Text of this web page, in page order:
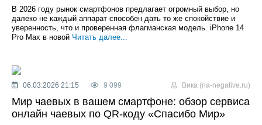
В 2026 году рынок смартфонов предлагает огромный выбор, но
далеко не каждый аппарат способен дать то же спокойствие и
уверенность, что и проверенная флагманская модель. iPhone 14
Pro Max в новой Читать далее...
06.03.2026 21:15 9 099 Вика (na-negative.ru)
Мир чаевых в вашем смартфоне: обзор сервиса
онлайн чаевых по QR-коду «Спасибо Мир»